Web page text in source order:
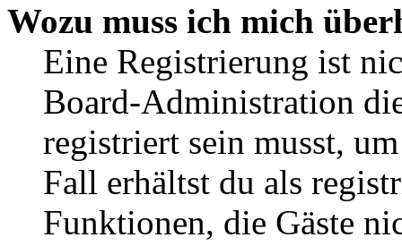
Wozu muss ich mich
Eine Registrierung ist
Board-Administration
registriert sein musst,
Fall erhältst du als
Funktionen, die Gäste